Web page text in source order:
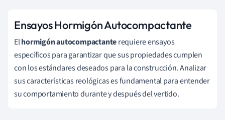
Ensayos Hormigón Autocompactante
Elhormigón autocompactanterequiere ensayos
específicos para garantizar que sus propiedades cumplen
con los estándares deseados para la construcción. Analizar
sus características reológicas es fundamental para entender
su comportamiento durante y después del vertido.